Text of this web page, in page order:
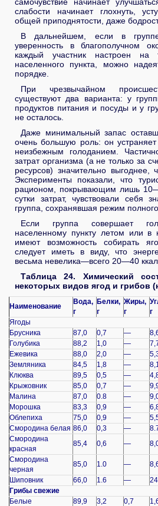
слабости начинает глохнуть,
общей приподнятости, даже
В дальнейшем, если в
уверенность в благополучном
каждый участник настроен
населенного пункта, можно
порядке.
При чрезвычайном
существуют два варианта: у
продуктов питания и посуды и у
не осталось.
Даже минимальный запас
очень большую роль: он устраняет
неизбежным голоданием.
затрат организма (а не только за
ресурсов) значительно выгоднее,
Эксперименты показали, что
рационом, покрывающим лишь
сутки затрат, чувствовали себя
группа, сохранявшая режим
Если группа совершает
населенному пункту летом или в
имеют возможность собирать
следует иметь в виду, что
весьма невелика—всего 20—40 ккал
Таблица 24. Химический
некоторых видов ягод и грибов
Наименование
Вода,
г
Белки,
г
Жиры,
г
г
Ягоды
Брусника
87,0 0,7 —
Голубика
88,2 1,0 —
Ежевика
88,0 2,0 —
Земляника
84,5 1,8 —
Клюква
89,5 0,5 —
Крыжовник
85,0 0,7 —
Малина
87,0 0.8 —
Морошка
83,3 0,9 —
Облепиха
75,0 0,9 —
Смородина белая 86,0 0,3 —
Смородина
красная
85,4 0,6 —
Смородина
черная
85,0 1.0 —
Шиповник
66,0 1.6 —
Грибы свежие
Белые
89,9 3,2 0,7